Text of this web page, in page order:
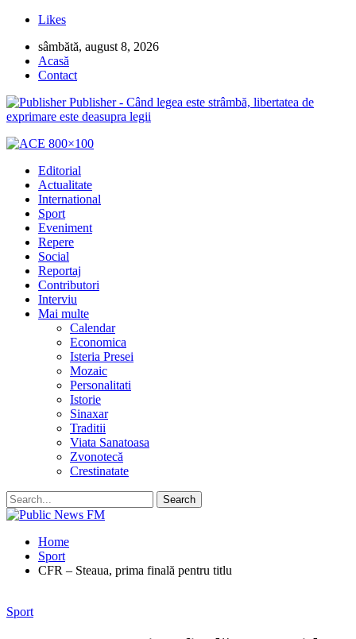
Likes
sâmbătă, august 8, 2026
Acasă
Contact
Publisher - Când legea este strâmbă, libertatea de
exprimare este deasupra legii
Editorial
Actualitate
International
Sport
Eveniment
Repere
Social
Reportaj
Contributori
Interviu
Mai multe
Calendar
Economica
Isteria Presei
Mozaic
Personalitati
Istorie
Sinaxar
Traditii
Viata Sanatoasa
Zvonotecă
Crestinatate
Home
Sport
CFR – Steaua, prima finală pentru titlu
Sport